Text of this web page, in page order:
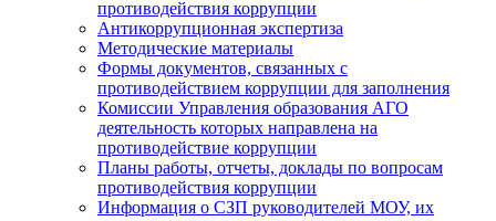
противодействия коррупции
Антикоррупционная экспертиза
Методические материалы
Формы документов, связанных с
противодействием коррупции для заполнения
Комиссии Управления образования АГО
деятельность которых направлена на
противодействие коррупции
Планы работы, отчеты, доклады по вопросам
противодействия коррупции
Информация о СЗП руководителей МОУ, их